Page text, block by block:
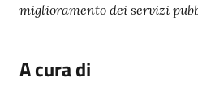
miglioramento dei servizi
A cura di